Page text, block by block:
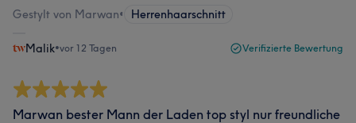
Gestylt von Marwan• Herrenhaarschnitt
Malik•vor 12 Tagen Verifizierte Bewertung
Marwan bester Mann der Laden top styl nur freundliche